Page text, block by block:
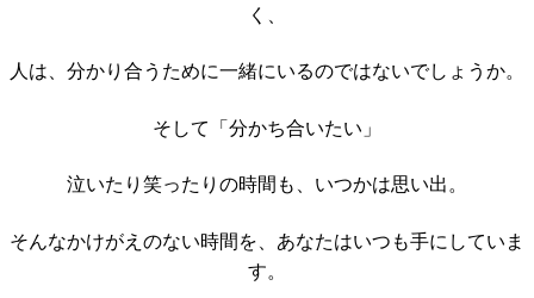
く、
人は、分かり合うために一緒にいるのではないでしょうか。
そして「分かち合いたい」
泣いたり笑ったりの時間も、いつかは思い出。
そんなかけがえのない時間を、あなたはいつも手にしていま
す。